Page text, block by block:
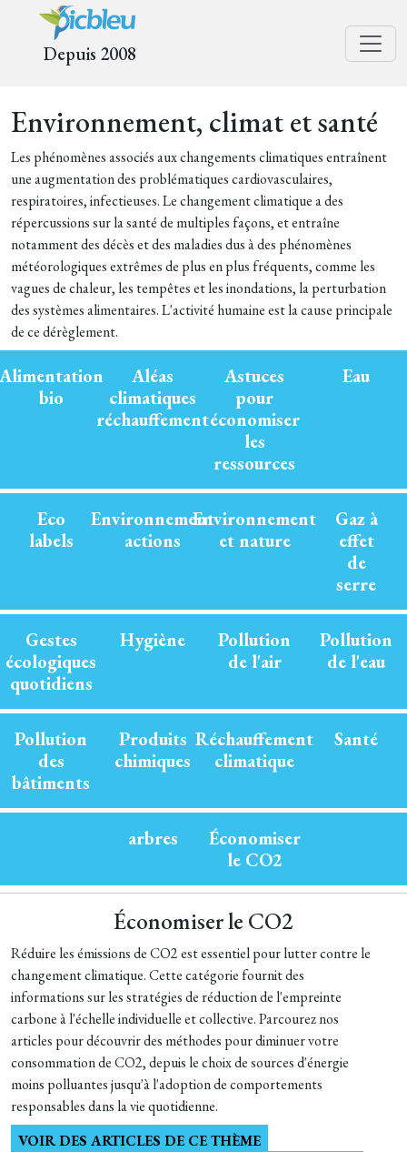
Depuis 2008
Environnement, climat et santé
Les phénomènes associés aux changements climatiques entraînent
une augmentation des problématiques cardiovasculaires,
respiratoires, infectieuses. Le changement climatique a des
répercussions sur la santé de multiples façons, et entraîne
notamment des décès et des maladies dus à des phénomènes
météorologiques extrêmes de plus en plus fréquents, comme les
vagues de chaleur, les tempêtes et les inondations, la perturbation
des systèmes alimentaires. L'activité humaine est la cause principale
de ce dérèglement.
bio
Aléas
climatiques
réchauffement
Astuces
pour
économiser
les
ressources
Eau
Eco
labels
Environnement
actions
Environnement
et nature
Gaz à
effet
de
serre
Gestes
écologiques
quotidiens
Hygiène
Pollution
de l'air
Pollution
de l'eau
Pollution
des
bâtiments
Produits
chimiques
Réchauffement
climatique
Santé
arbres
Économiser
le CO2
Économiser le CO2
Réduire les émissions de CO2 est essentiel pour lutter contre le
changement climatique. Cette catégorie fournit des
informations sur les stratégies de réduction de l'empreinte
carbone à l'échelle individuelle et collective. Parcourez nos
articles pour découvrir des méthodes pour diminuer votre
consommation de CO2, depuis le choix de sources d'énergie
moins polluantes jusqu'à l'adoption de comportements
responsables dans la vie quotidienne.
VOIR DES ARTICLES DE CE THÈME